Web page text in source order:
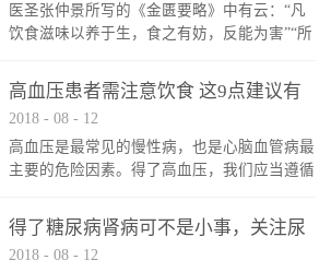
医圣张仲景所写的《金匮要略》中有云：“凡
饮食滋味以养于生，食之有妨，反能为害”“所
宜体，害则成疾”。自古以来，中医治病讲究
服药忌口是众所周知的事情，但其实服用西药
时，同样需要注意饮食禁忌。服用西药依然需
要忌口口服药物进入体内需要经历吸收（通过
胃肠道）、分布（通过血液、淋巴）、代谢
四个环节。有些食物可能会影响到药物的吸
收...
高血压患者需注意饮食 这9点建议有
助健康
2018 - 08 - 12
高血压是最常见的慢性病，也是心脑血管病最
主要的危险因素。得了高血压，我们应当遵循
钠盐、油脂和精制糖的食物，限量吃烹调油。
在饮食习惯上，进食应有规律，不宜进食过
饱，也不宜漏餐。今天马博士就跟大家讲讲，
得了糖尿病肾病可不是小事，关注尿
微量白蛋白很重要
2018 - 08 - 12